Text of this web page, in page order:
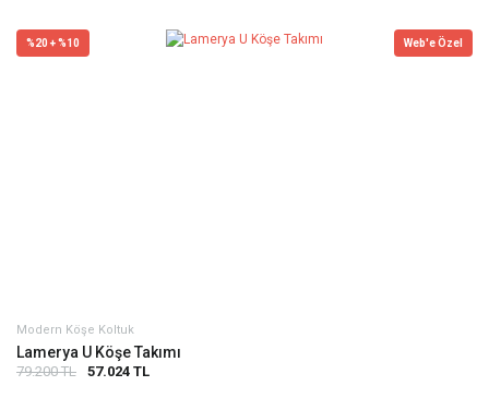
%20 + %10 Web'e Özel
Modern Köşe Koltuk
Lamerya U Köşe Takımı
79.200 TL 57.024 TL